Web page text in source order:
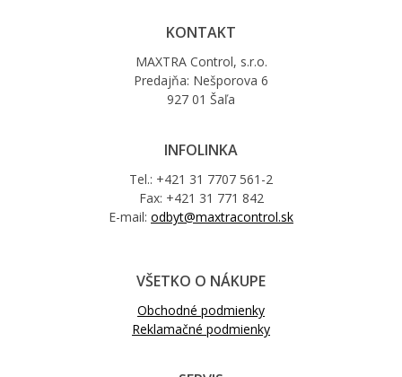
KONTAKT
MAXTRA Control, s.r.o.
Predajňa: Nešporova 6
927 01 Šaľa
INFOLINKA
Tel.: +421 31 7707 561-2
Fax: +421 31 771 842
E-mail: odbyt@maxtracontrol.sk
VŠETKO O NÁKUPE
Obchodné podmienky
Reklamačné podmienky